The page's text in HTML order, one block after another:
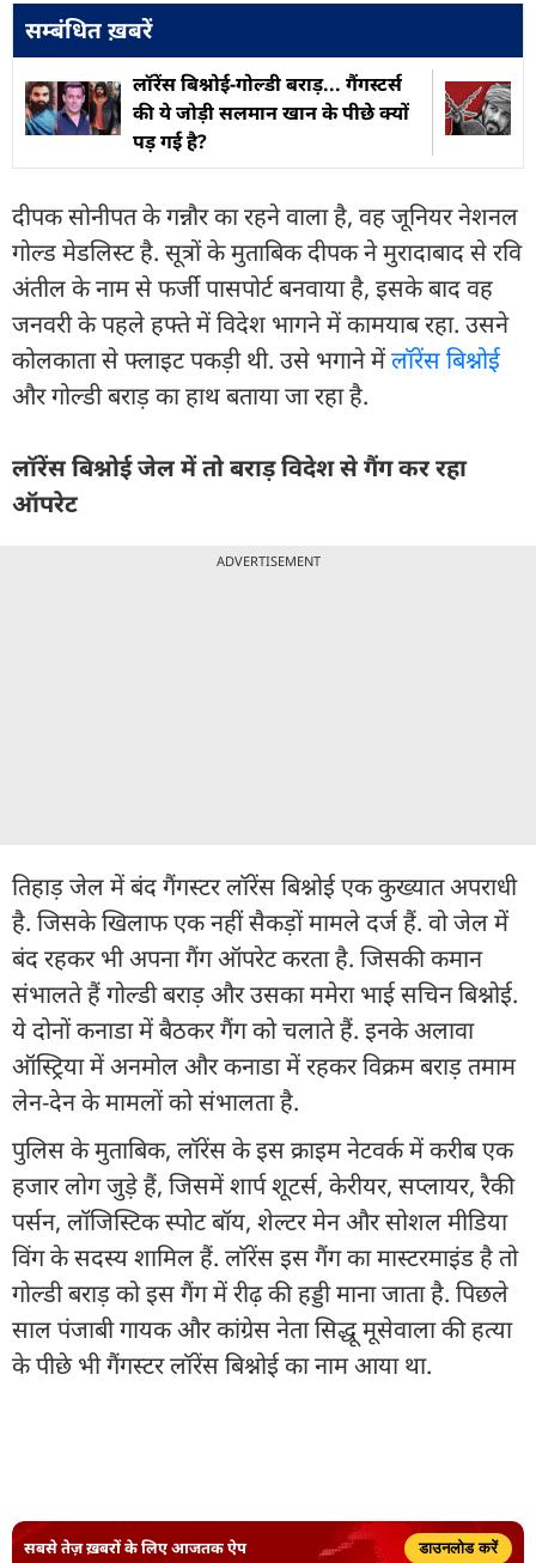
सम्बंधित ख़बरें
लॉरेंस बिश्नोई-गोल्डी बराड़... गैंगस्टर्स
की ये जोड़ी सलमान खान के पीछे क्यों
पड़ गई है?
दीपक सोनीपत के गन्नौर का रहने वाला है, वह जूनियर नेशनल
गोल्ड मेडलिस्ट है. सूत्रों के मुताबिक दीपक ने मुरादाबाद से रवि
अंतील के नाम से फर्जी पासपोर्ट बनवाया है, इसके बाद वह
जनवरी के पहले हफ्ते में विदेश भागने में कामयाब रहा. उसने
कोलकाता से फ्लाइट पकड़ी थी. उसे भगाने मेंलॉरेंस बिश्नोई
और गोल्डी बराड़ का हाथ बताया जा रहा है.
लॉरेंस बिश्नोई जेल में तो बराड़ विदेश से गैंग कर रहा
ऑपरेट
ADVERTISEMENT
तिहाड़ जेल में बंद गैंगस्टर लॉरेंस बिश्नोई एक कुख्यात अपराधी
है. जिसके खिलाफ एक नहीं सैकड़ों मामले दर्ज हैं. वो जेल में
बंद रहकर भी अपना गैंग ऑपरेट करता है. जिसकी कमान
संभालते हैं गोल्डी बराड़ और उसका ममेरा भाई सचिन बिश्नोई.
ये दोनों कनाडा में बैठकर गैंग को चलाते हैं. इनके अलावा
ऑस्ट्रिया में अनमोल और कनाडा में रहकर विक्रम बराड़ तमाम
लेन-देन के मामलों को संभालता है.
पुलिस के मुताबिक, लॉरेंस के इस क्राइम नेटवर्क में करीब एक
हजार लोग जुड़े हैं, जिसमें शार्प शूटर्स, केरीयर, सप्लायर, रैकी
पर्सन, लॉजिस्टिक स्पोट बॉय, शेल्टर मेन और सोशल मीडिया
विंग के सदस्य शामिल हैं. लॉरेंस इस गैंग का मास्टरमाइंड है तो
गोल्डी बराड़ को इस गैंग में रीढ़ की हड्डी माना जाता है. पिछले
साल पंजाबी गायक और कांग्रेस नेता सिद्धू मूसेवाला की हत्या
के पीछे भी गैंगस्टर लॉरेंस बिश्नोई का नाम आया था.
सबसे तेज़ ख़बरों के लिए आजतक ऐप डाउनलोड करें